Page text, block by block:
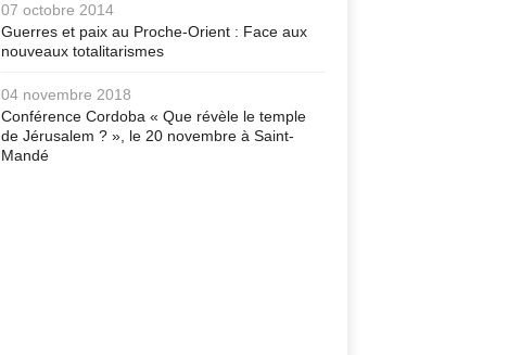
07 octobre 2014
Guerres et paix au Proche-Orient : Face aux
nouveaux totalitarismes
04 novembre 2018
Conférence Cordoba « Que révèle le temple
de Jérusalem ? », le 20 novembre à Saint-
Mandé